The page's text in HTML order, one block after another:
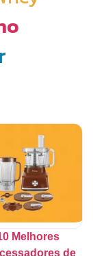
Melhores
de